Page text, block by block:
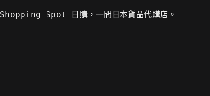
Shopping Spot 日購，一間日本貨品代購店。